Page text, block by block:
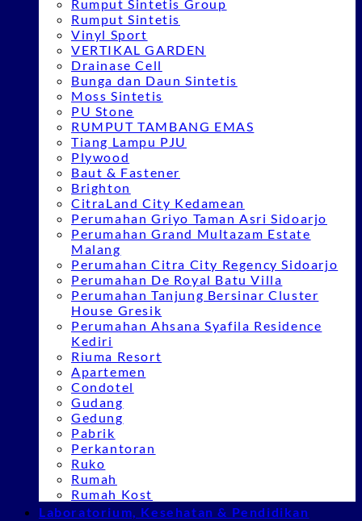
Rumput Sintetis Group
Rumput Sintetis
Vinyl Sport
VERTIKAL GARDEN
Drainase Cell
Bunga dan Daun Sintetis
Moss Sintetis
PU Stone
RUMPUT TAMBANG EMAS
Tiang Lampu PJU
Plywood
Baut & Fastener
Brighton
CitraLand City Kedamean
Perumahan Griyo Taman Asri Sidoarjo
Perumahan Grand Multazam Estate
Malang
Perumahan Citra City Regency Sidoarjo
Perumahan De Royal Batu Villa
Perumahan Tanjung Bersinar Cluster
House Gresik
Perumahan Ahsana Syafila Residence
Kediri
Riuma Resort
Apartemen
Condotel
Gudang
Gedung
Pabrik
Perkantoran
Ruko
Rumah
Rumah Kost
Laboratorium, Kesehatan & Pendidikan